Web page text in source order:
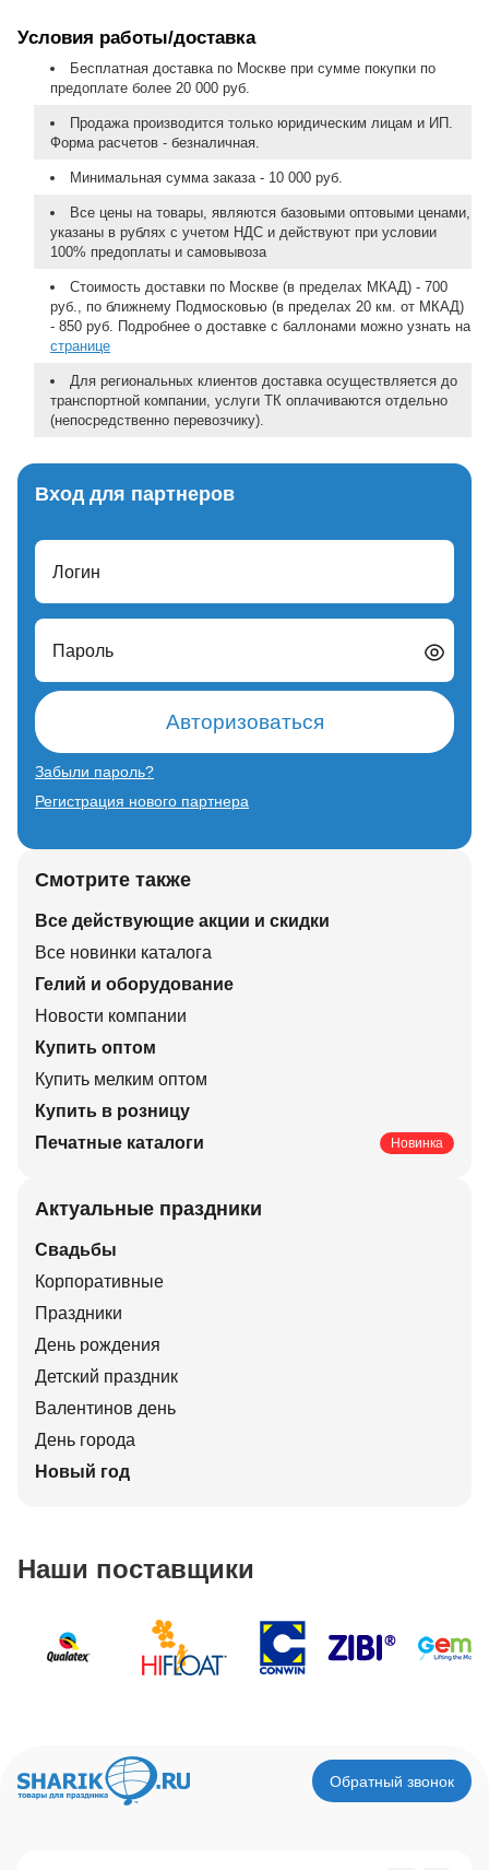
Условия работы/доставка
Бесплатная доставка по Москве при сумме покупки по
предоплате более 20 000 руб.
Продажа производится только юридическим лицам и ИП.
Форма расчетов - безналичная.
Минимальная сумма заказа - 10 000 руб.
Все цены на товары, являются базовыми оптовыми ценами,
указаны в рублях с учетом НДС и действуют при условии
100% предоплаты и самовывоза
Стоимость доставки по Москве (в пределах МКАД) - 700
руб., по ближнему Подмосковью (в пределах 20 км. от МКАД)
- 850 руб. Подробнее о доставке с баллонами можно узнать на
странице
Для региональных клиентов доставка осуществляется до
транспортной компании, услуги ТК оплачиваются отдельно
(непосредственно перевозчику).
Вход для партнеров
Логин
Пароль
Авторизоваться
Забыли пароль?
Регистрация нового партнера
Смотрите также
Все действующие акции и скидки
Все новинки каталога
Гелий и оборудование
Новости компании
Купить оптом
Купить мелким оптом
Купить в розницу
Печатные каталоги
Новинка
Актуальные праздники
Свадьбы
Корпоративные
Праздники
День рождения
Детский праздник
Валентинов день
День города
Новый год
Наши поставщики
Обратный звонок